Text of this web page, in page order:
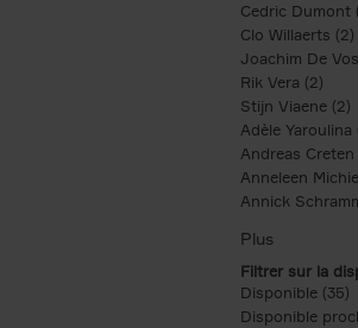
Cedric Dumont
Clo Willaerts (2)
Joachim De
Rik Vera (2)
Stijn Viaene (2)
Adèle Yaroulina
Andreas Creten
Anneleen
Annick
Filtrer sur la
Disponible (35)
Disponible